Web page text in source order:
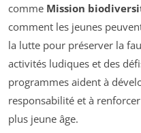
comme Mission
comment les jeunes
la lutte pour préserver la
activités ludiques et des
programmes aident à
responsabilité et à
plus jeune âge.